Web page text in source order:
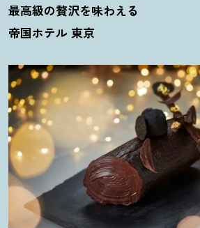
最高級の贅沢を味わえる
帝国ホテル 東京